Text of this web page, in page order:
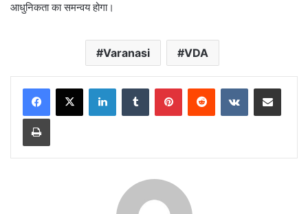
आधुनिकता का समन्वय होगा।
Varanasi VDA
LinkedInTumblr PinterestReddit VKontakteShare via Email
Print